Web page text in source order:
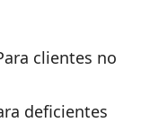
clientes no
deficientes